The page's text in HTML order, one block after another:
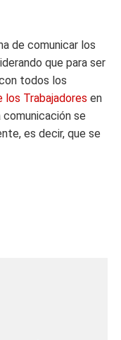
de comunicar los
que para ser
todos los
Trabajadores en
se
es decir, que se